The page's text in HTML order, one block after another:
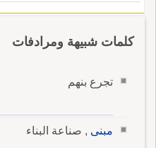
كلمات شبيهة ومرادفات
تجرع بنهم
مبنى , صناعة البناء